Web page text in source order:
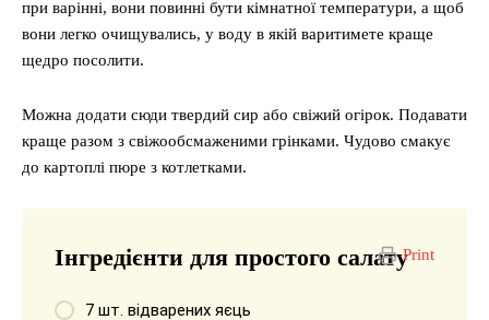
при варінні, вони повинні бути кімнатної температури, а щоб
вони легко очищувались, у воду в якій варитимете краще
щедро посолити.
Можна додати сюди твердий сир або свіжий огірок. Подавати
краще разом з свіжообсмаженими грінками. Чудово смакує
до картоплі пюре з котлетками.
Print
Інгредієнти для простого салату
7 шт. відварених яєць